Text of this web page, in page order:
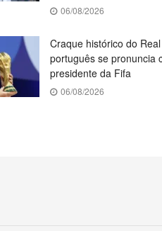
06/08/2026
Craque histórico do
português se pronuncia
presidente da Fifa
06/08/2026